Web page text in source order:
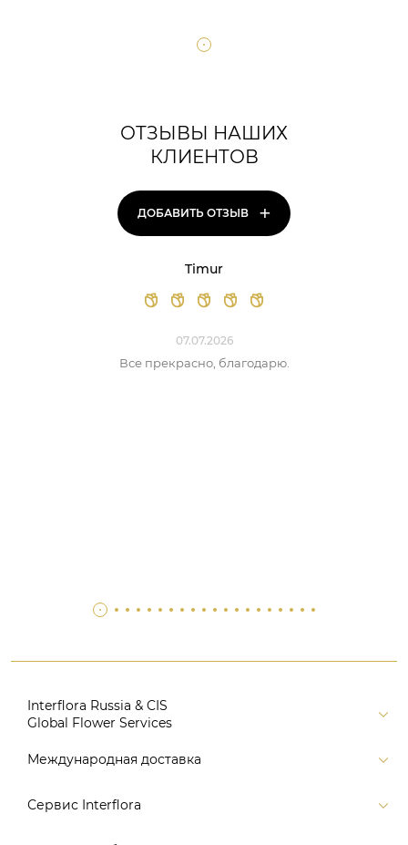
ОТЗЫВЫ НАШИХ
КЛИЕНТОВ
ДОБАВИТЬ ОТЗЫВ +
Timur
07.07.2026
Все прекрасно, благодарю.
Interflora Russia & CIS
Global Flower Services
Версия для печати
Поиск
Международная доставка
Россия
Сервис Interflora